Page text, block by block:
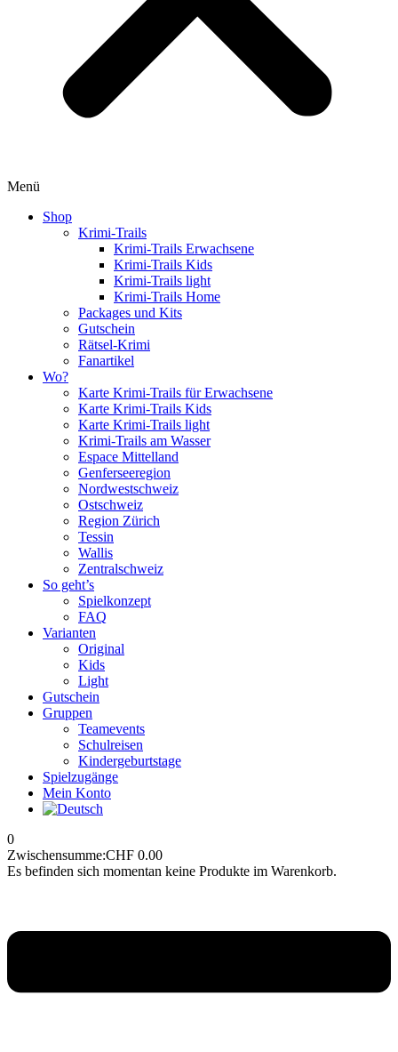
Menü
Shop
Krimi-Trails
Krimi-Trails Erwachsene
Krimi-Trails Kids
Krimi-Trails light
Krimi-Trails Home
Packages und Kits
Gutschein
Rätsel-Krimi
Fanartikel
Wo?
Karte Krimi-Trails für Erwachsene
Karte Krimi-Trails Kids
Karte Krimi-Trails light
Krimi-Trails am Wasser
Espace Mittelland
Genferseeregion
Nordwestschweiz
Ostschweiz
Region Zürich
Tessin
Wallis
Zentralschweiz
So geht’s
Spielkonzept
FAQ
Varianten
Original
Kids
Light
Gutschein
Gruppen
Teamevents
Schulreisen
Kindergeburtstage
Spielzugänge
Mein Konto
0
Zwischensumme:CHF 0.00
Es befinden sich momentan keine Produkte im Warenkorb.